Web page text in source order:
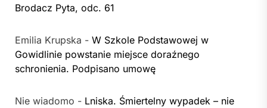
Brodacz Pyta, odc. 61
Emilia Krupska - W Szkole Podstawowej w
Gowidlinie powstanie miejsce doraźnego
schronienia. Podpisano umowę
Nie wiadomo - Lniska. Śmiertelny wypadek – nie